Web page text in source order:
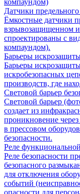
компаундом)
Датчики
Ёмкостные датчики
взрывозащищенном
спроектированы с
компаундом).
Барьеры
Барьеры
искробезопасных
производств, где
Световой барьер
Световой барьер
создает из
проникновение
в прессовом
безопасности.
Реле
Реле безопасности
безопасного
для отключения
событий